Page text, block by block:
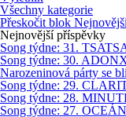
Všechny kategorie
Přeskočit blok
Nejnovější příspěvky
Song týdne: 31.
Song týdne: 30.
Narozeninová párty se
Song týdne: 29.
Song týdne: 28.
Song týdne: 27.